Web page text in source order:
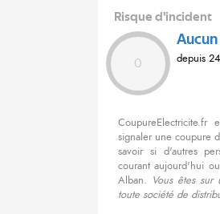
Risque d'incident
0 depuis
signaler une coupure
savoir si d'autres
courant aujourd'hui
Alban. Vous êtes
toute société de